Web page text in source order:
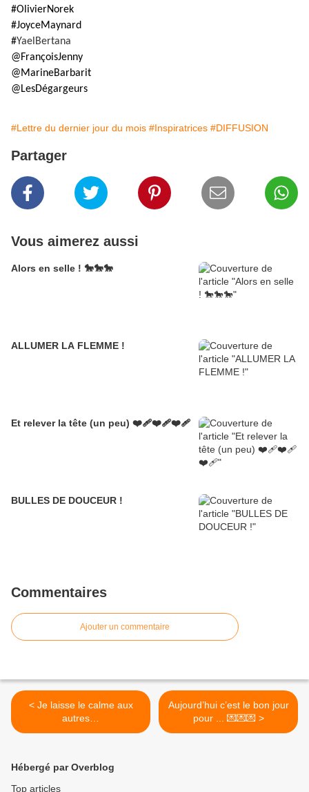
#OlivierNorek
#JoyceMaynard
#YaelBertana
@FrançoisJenny
@MarineBarbarit
@LesDégargeurs
#Lettre du dernier jour du mois #Inspiratrices #DIFFUSION
Partager
Vous aimerez aussi
Alors en selle ! 🐎🐎🐎
ALLUMER LA FLEMME !
Et relever la tête (un peu) ❤️‍🩹❤️‍🩹❤️‍🩹
BULLES DE DOUCEUR !
Commentaires
Ajouter un commentaire
< Je laisse le calme aux
autres…
Aujourd’hui c’est le bon jour
pour ... 💌💌💌 >
Hébergé par Overblog
Top articles